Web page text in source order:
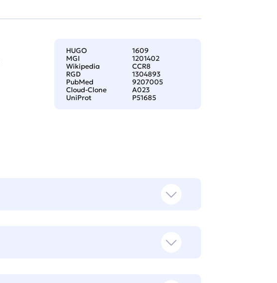
HUGO
1609
MGI
1201402
Wikipedia
CCR8
RGD
1304893
PubMed
9207005
Cloud-Clone
A023
UniProt
P51685